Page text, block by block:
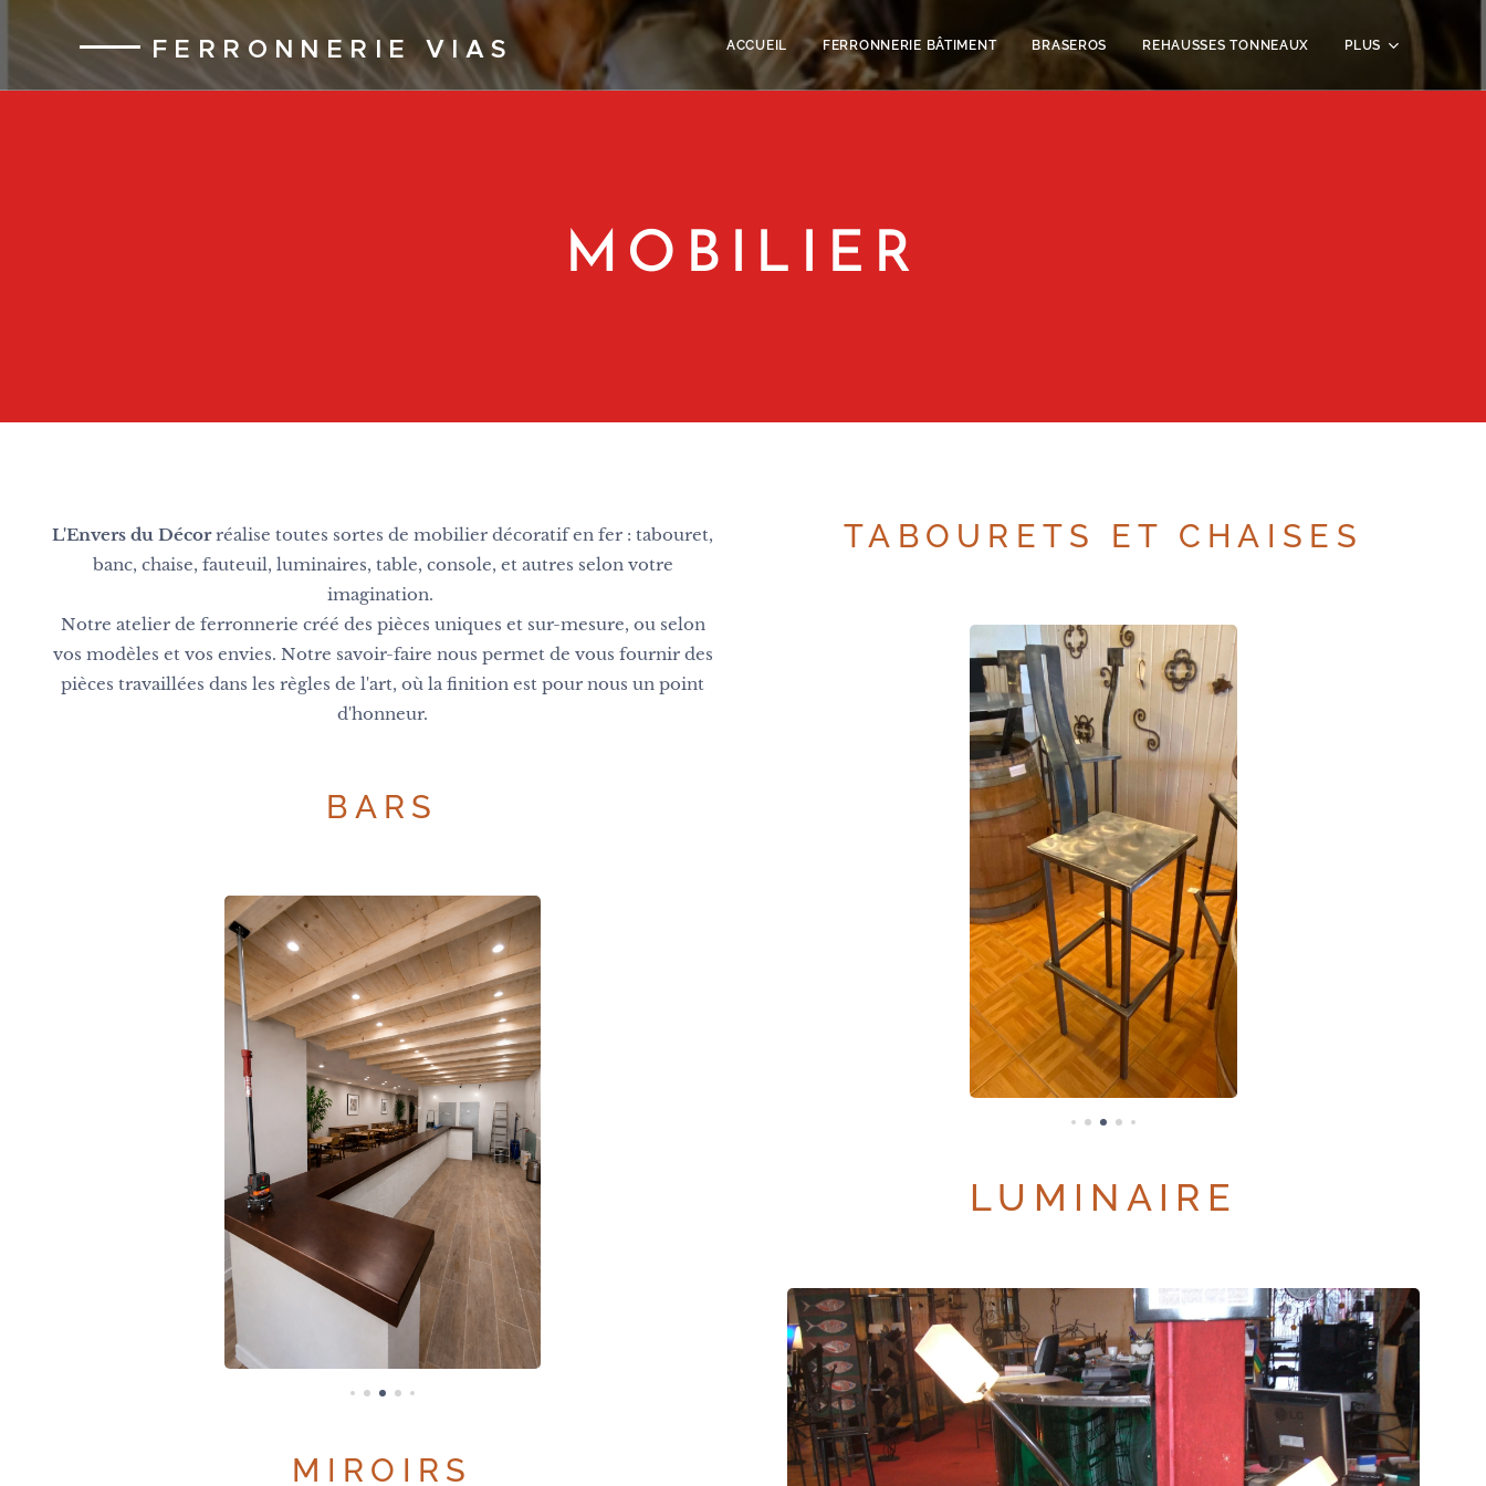
FERRONNERIE VIAS ACCUEIL FERRONNERIE BÂTIMENT BRASEROS REHAUSSES TONNEAUX PLUS
MOBILIER
L'Envers du Décorréalise toutes sortes de mobilier décoratif en fer : tabouret,
banc, chaise, fauteuil, luminaires, table, console, et autres selon votre
imagination.
Notre atelier de ferronnerie créé des pièces uniques et sur-mesure, ou selon
vos modèles et vos envies. Notre savoir-faire nous permet de vous fournir des
pièces travaillées dans les règles de l'art, où la finition est pour nous un point
d'honneur.
BARS
MIROIRS
TABOURETS ET CHAISES
LUMINAIRE